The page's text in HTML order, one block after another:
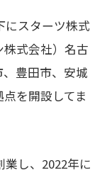
にスターツ株式
式会社）名古
豊田市、安城
を開設してま
し、2022年に